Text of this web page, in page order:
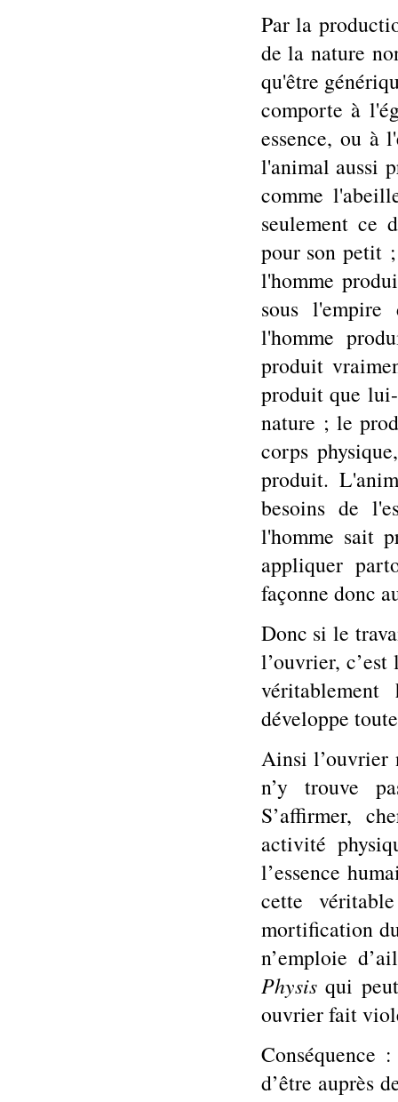
Par la
de la nature
qu'être
comporte à
essence, ou à
l'animal aussi
comme
seulement ce
pour son petit
l'homme
sous l'empire
l'homme
produit
produit que
nature ; le
corps
produit.
besoins de
l'homme sait
appliquer
façonne donc
Donc si le
l’ouvrier,
développe
Ainsi l’ouvrier
n’y trouve
S’affirmer,
activité
l’essence
cette
mortification
n’emploie
Physisqui
ouvrier fait
Conséquence
d’être auprès